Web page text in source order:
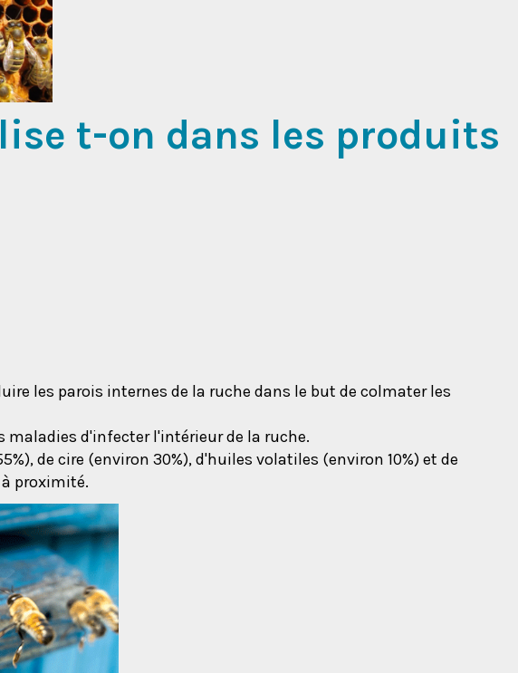
t-on dans les produits
les parois internes de la ruche dans le but de colmater les
d'infecter l'intérieur de la ruche.
de cire (environ 30%), d'huiles volatiles (environ 10%) et de
proximité.